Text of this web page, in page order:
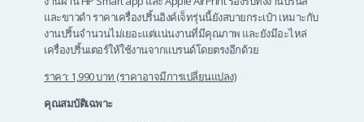
และขาวดำ ราคาเครื่องปริ้นอิงค์เจ็ทรุ่นนี้ยังสบายกระเป๋า เหมาะกับ
งานปริ้นจำนวนไม่เยอะแต่แน่นงานที่มีคุณภาพ และยังมีอะไหล่
เครื่องปริ้นเตอร์ให้ใช้งานจากแบรนด์โดยตรงอีกด้วย
ราคา: 1,990 บาท (ราคาอาจมีการเปลี่ยนแปลง)
คุณสมบัติเฉพาะ